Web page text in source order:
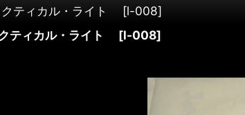
ティカル・ライト [l-008]
ティカル・ライト
[l-008]